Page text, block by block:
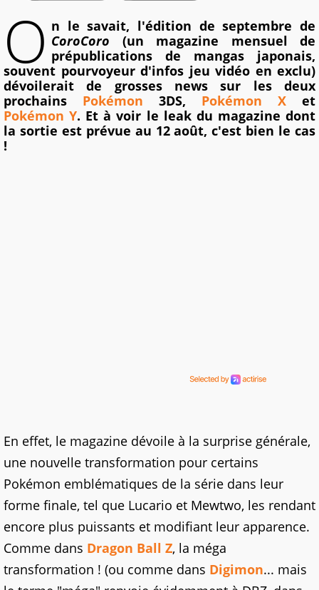
O n le savait, l'édition de septembre de
CoroCoro (un magazine mensuel de
prépublications de mangas japonais,
souvent pourvoyeur d'infos jeu vidéo en exclu)
dévoilerait de grosses news sur les deux
prochains Pokémon 3DS, Pokémon X et
Pokémon Y. Et à voir le leak du magazine dont
la sortie est prévue au 12 août, c'est bien le cas
!
En effet, le magazine dévoile à la surprise générale,
une nouvelle transformation pour certains
Pokémon emblématiques de la série dans leur
forme finale, tel que Lucario et Mewtwo, les rendant
encore plus puissants et modifiant leur apparence.
Comme dans Dragon Ball Z, la méga
transformation ! (ou comme dans Digimon... mais